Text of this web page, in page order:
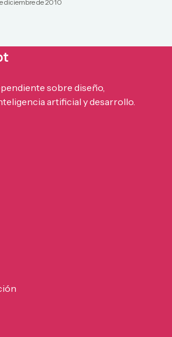
diciembre de 2010
sobre diseño,
artificial y desarrollo.